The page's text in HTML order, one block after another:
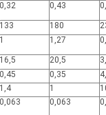
0,32 0,43
133 180
1 1,27
16,5 20,5
0,45 0,35
1,4 1
0,063 0,063